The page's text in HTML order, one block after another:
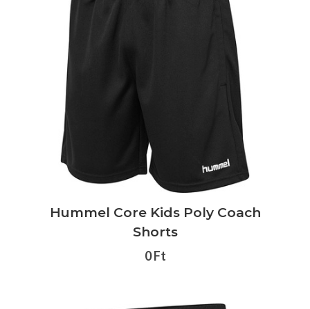
Hummel Core Kids Poly Coach
Shorts
0 Ft